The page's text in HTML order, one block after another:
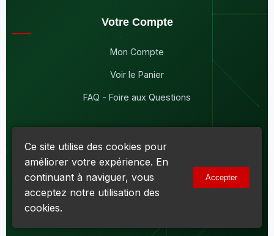
Votre Compte
Mon Compte
Voir le Panier
FAQ - Foire aux Questions
© 2026Maddison Électronique Inc.
Politique de confidentialité & Cookies|
Conditions d'utilisation
Numéro d'entreprise du Québec (NEQ) :
R138919030RT0001 • TVQ : 10-1702-3051TQ0001
Ce site utilise des cookies pour
améliorer votre expérience. En
continuant à naviguer, vous
acceptez notre utilisation des
cookies.
Accepter